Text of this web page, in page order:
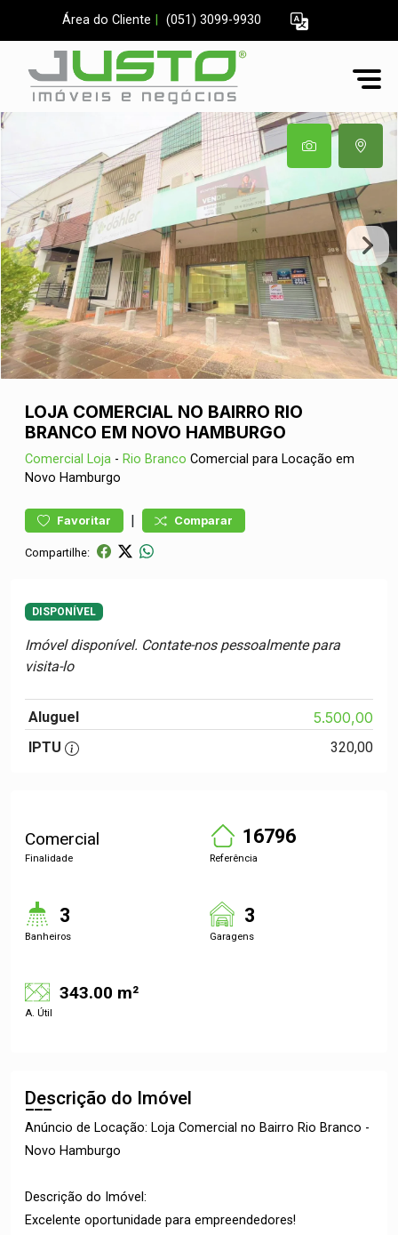
Área do Cliente (051) 3099-9930
LOJA COMERCIAL NO BAIRRO RIO
BRANCO EM NOVO HAMBURGO
Comercial Loja - Rio Branco Comercial para Locação em
Novo Hamburgo
Favoritar | Comparar
Compartilhe:
DISPONÍVEL
Imóvel disponível. Contate-nos pessoalmente para
visita-lo
Aluguel 5.500,00
IPTU 320,00
Comercial
Finalidade
16796
Referência
3
Banheiros
3
Garagens
343.00 m²
A. Útil
Descrição do Imóvel
Anúncio de Locação: Loja Comercial no Bairro Rio Branco -
Novo Hamburgo
Descrição do Imóvel:
Excelente oportunidade para empreendedores!